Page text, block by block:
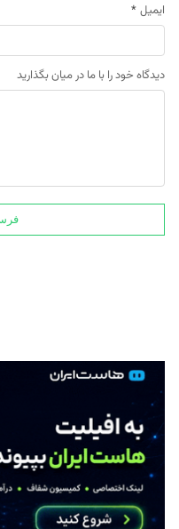
ایمیل *
دیدگاه خود را با ما در میان بگذارید